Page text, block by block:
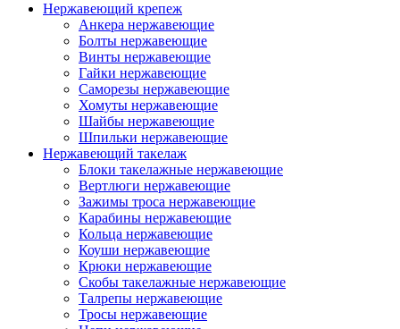
Нержавеющий крепеж
Анкера нержавеющие
Болты нержавеющие
Винты нержавеющие
Гайки нержавеющие
Саморезы нержавеющие
Хомуты нержавеющие
Шайбы нержавеющие
Шпильки нержавеющие
Нержавеющий такелаж
Блоки такелажные нержавеющие
Вертлюги нержавеющие
Зажимы троса нержавеющие
Карабины нержавеющие
Кольца нержавеющие
Коуши нержавеющие
Крюки нержавеющие
Скобы такелажные нержавеющие
Талрепы нержавеющие
Тросы нержавеющие